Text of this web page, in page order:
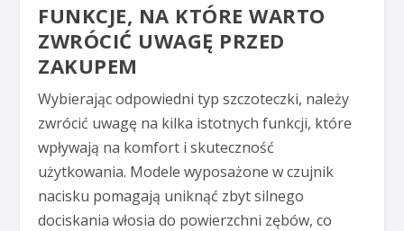
FUNKCJE, NA KTÓRE WARTO
ZWRÓCIĆ UWAGĘ PRZED
ZAKUPEM
Wybierając odpowiedni typ szczoteczki, należy
zwrócić uwagę na kilka istotnych funkcji, które
wpływają na komfort i skuteczność
użytkowania. Modele wyposażone w czujnik
nacisku pomagają uniknąć zbyt silnego
dociskania włosia do powierzchni zębów, co